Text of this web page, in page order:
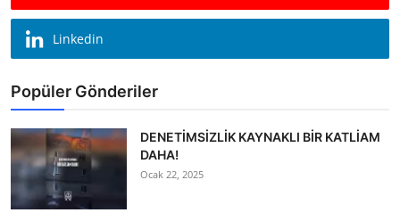
Linkedin
Popüler Gönderiler
DENETİMSİZLİK KAYNAKLI BİR KATLİAM
DAHA!
Ocak 22, 2025